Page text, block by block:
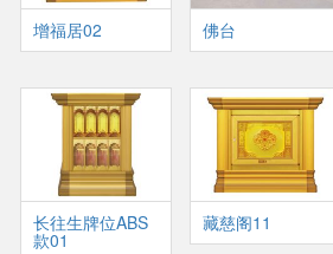
增福居02 佛台
长往生牌位ABS
款01
藏慈阁11